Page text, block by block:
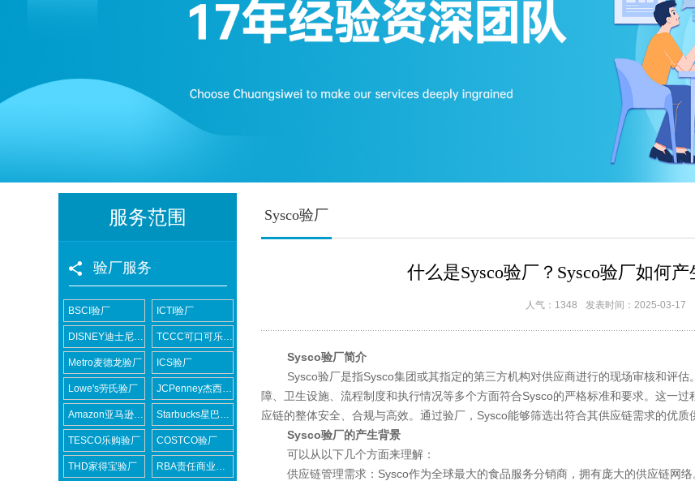
服务范围
验厂服务
BSCI验厂 ICTI验厂
DISNEY迪士尼验厂 TCCC可口可乐验厂
Metro麦德龙验厂 ICS验厂
Lowe's劳氏验厂 JCPenney杰西潘尼验厂
Amazon亚马逊验厂 Starbucks星巴克验厂
TESCO乐购验厂 COSTCO验厂
THD家得宝验厂 RBA责任商业联盟认证咨询
Sysco验厂
什么是Sysco验厂？Sysco验厂如何
人气：1348 发表时间：2025-03-17
Sysco验厂简介
Sysco验厂是指Sysco集团或其指定的第三方机构对供应商进行的现场审核和评估
障、卫生设施、流程制度和执行情况等多个方面符合Sysco的严格标准和要求。这一
应链的整体安全、合规与高效。通过验厂，Sysco能够筛选出符合其供应链需求的优质
Sysco验厂的产生背景
可以从以下几个方面来理解：
供应链管理需求：Sysco作为全球最大的食品服务分销商，拥有庞大的供应链网络